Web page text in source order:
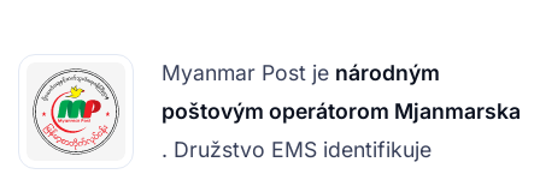
Myanmar Post je národným
poštovým operátorom Mjanmarska
. Družstvo EMS identifikuje